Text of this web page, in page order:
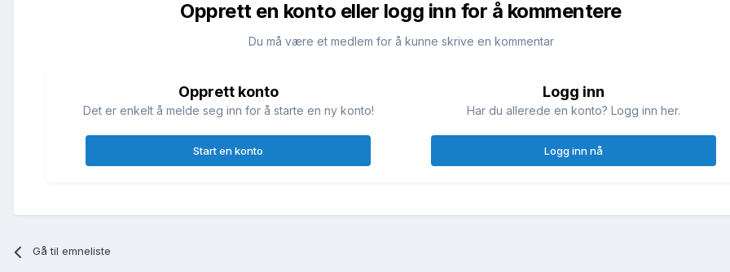
Opprett en konto eller logg inn for å kommentere
Du må være et medlem for å kunne skrive en kommentar
Opprett konto
Det er enkelt å melde seg inn for å starte en ny konto!
Start en konto
Logg inn
Har du allerede en konto? Logg inn her.
Logg inn nå
Gå til emneliste